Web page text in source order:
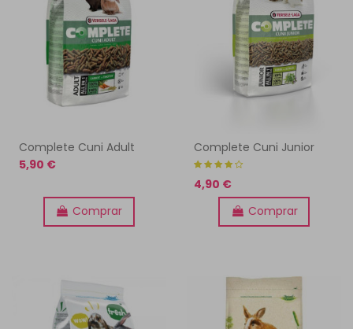
Complete Cuni Adult
5,90 €
Comprar
Complete Cuni Junior
4,90 €
Comprar